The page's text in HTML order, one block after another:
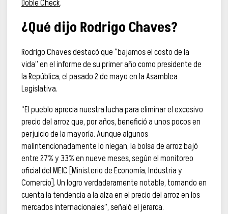
Doble Check.
¿Qué dijo Rodrigo Chaves?
Rodrigo Chaves destacó que “bajamos el costo de la
vida” en el informe de su primer año como presidente de
la República, el pasado 2 de mayo en la Asamblea
Legislativa.
“El pueblo aprecia nuestra lucha para eliminar el excesivo
precio del arroz que, por años, benefició a unos pocos en
perjuicio de la mayoría. Aunque algunos
malintencionadamente lo niegan, la bolsa de arroz bajó
entre 27% y 33% en nueve meses, según el monitoreo
oficial del MEIC [Ministerio de Economía, Industria y
Comercio]. Un logro verdaderamente notable, tomando en
cuenta la tendencia a la alza en el precio del arroz en los
mercados internacionales”, señaló el jerarca.